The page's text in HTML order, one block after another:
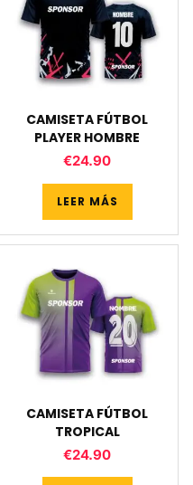
CAMISETA FÚTBOL
PLAYER HOMBRE
€24.90
LEER MÁS
CAMISETA FÚTBOL
TROPICAL
€24.90